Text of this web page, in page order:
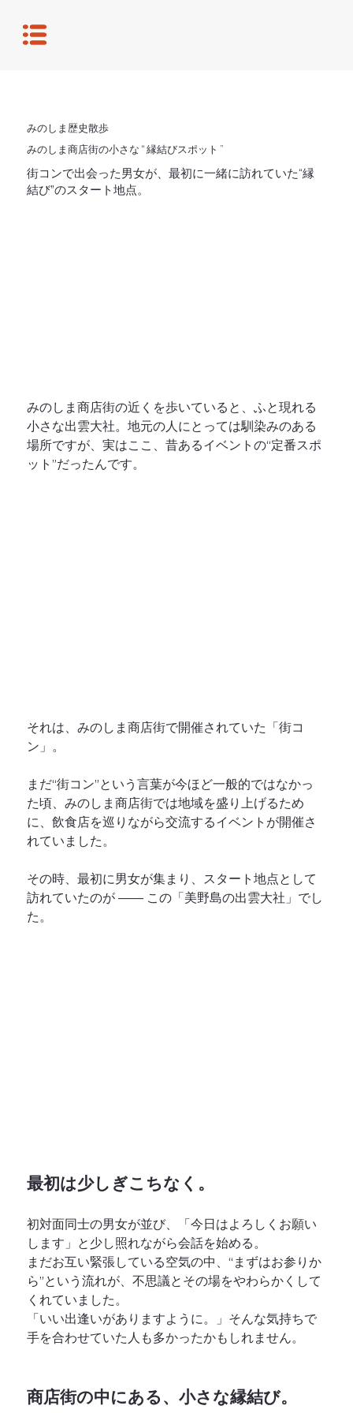
みのしま歴史散歩
みのしま商店街の小さな “ 縁結びスポット ”
街コンで出会った男女が、最初に一緒に訪れていた“縁
結び”のスタート地点。
みのしま商店街の近くを歩いていると、ふと現れる
小さな出雲大社。地元の人にとっては馴染みのある
場所ですが、実はここ、昔あるイベントの“定番スポ
ット”だったんです。
それは、みのしま商店街で開催されていた「街コ
ン」。
まだ“街コン”という言葉が今ほど一般的ではなかっ
た頃、みのしま商店街では地域を盛り上げるため
に、飲食店を巡りながら交流するイベントが開催さ
れていました。
その時、最初に男女が集まり、スタート地点として
訪れていたのが —— この「美野島の出雲大社」でし
た。
最初は少しぎこちなく。
初対面同士の男女が並び、「今日はよろしくお願い
します」と少し照れながら会話を始める。
まだお互い緊張している空気の中、“まずはお参りか
ら”という流れが、不思議とその場をやわらかくして
くれていました。
「いい出逢いがありますように。」そんな気持ちで
手を合わせていた人も多かったかもしれません。
商店街の中にある、小さな縁結び。